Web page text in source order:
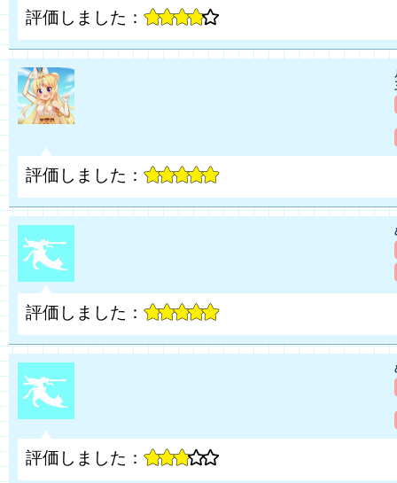
評価しました：
評価しました：
評価しました：
評価しました：